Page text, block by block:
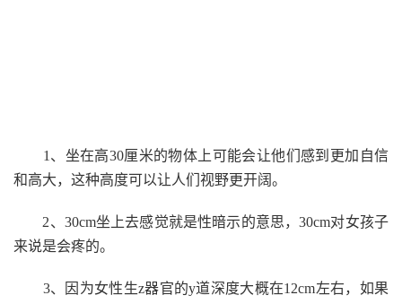
1、坐在高30厘米的物体上可能会让他们感到更加自信
和高大，这种高度可以让人们视野更开阔。
2、30cm坐上去感觉就是性暗示的意思，30cm对女孩子
来说是会疼的。
3、因为女性生z器官的y道深度大概在12cm左右，如果